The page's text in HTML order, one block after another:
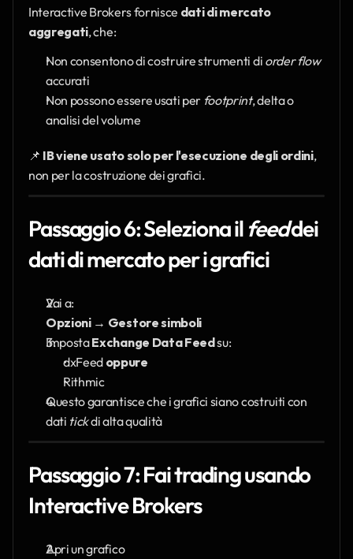
Interactive Brokers fornisce dati di mercato
aggregati, che:
Non consentono di costruire strumenti di order flow
accurati
Non possono essere usati per footprint, delta o
analisi del volume
📌 IB viene usato solo per l'esecuzione degli ordini,
non per la costruzione dei grafici.
Passaggio 6: Seleziona il feed dei
dati di mercato per i grafici
Vai a:
Opzioni → Gestore simboli
Imposta Exchange Data Feed su:
dxFeed oppure
Rithmic
Questo garantisce che i grafici siano costruiti con
dati tick di alta qualità
Passaggio 7: Fai trading usando
Interactive Brokers
Apri un grafico